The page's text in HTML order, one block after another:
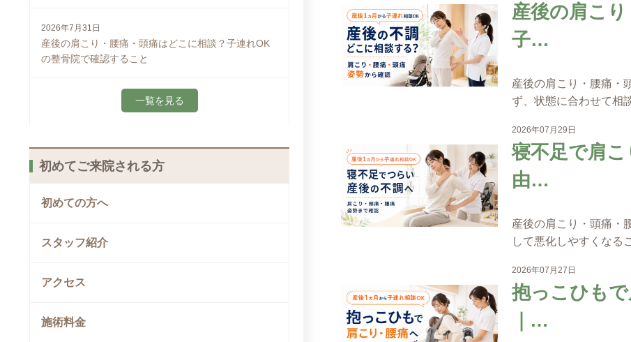
2026年7月31日
産後の肩こり・腰痛・頭痛はどこに相談？子連れOK
の整骨院で確認すること
一覧を見る
初めてご来院される方
初めての方へ
スタッフ紹介
アクセス
施術料金
産後の肩こ
子…
産後の肩こり・腰痛・
ず、状態に合わせて相
2026年07月29日
寝不足で肩
由…
産後の肩こり・頭痛・
して悪化しやすくなる
2026年07月27日
抱っこひも
｜…